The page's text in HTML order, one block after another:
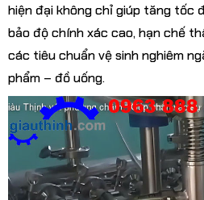
hiện đại không chỉ giúp tăng tốc
bảo độ chính xác cao, hạn chế
các tiêu chuẩn vệ sinh nghiêm
phẩm – đồ uống.